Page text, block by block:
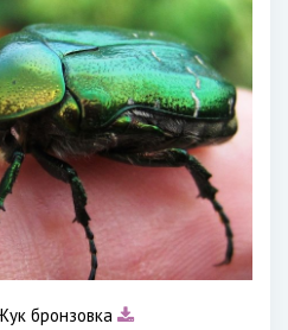
бронзовка